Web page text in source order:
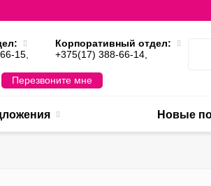
15,
Корпоративный отдел:
+375(17) 388-66-14,
Перезвоните мне
Новые